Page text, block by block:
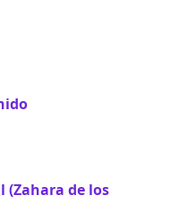
(Zahara de los